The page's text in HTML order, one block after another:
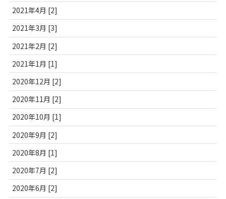
2021年4月 [2]
2021年3月 [3]
2021年2月 [2]
2021年1月 [1]
2020年12月 [2]
2020年11月 [2]
2020年10月 [1]
2020年9月 [2]
2020年8月 [1]
2020年7月 [2]
2020年6月 [2]